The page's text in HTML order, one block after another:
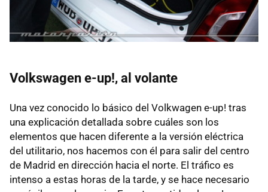
Volkswagen e-up!, al volante
Una vez conocido lo básico del Volkwagen e-up! tras
una explicación detallada sobre cuáles son los
elementos que hacen diferente a la versión eléctrica
del utilitario, nos hacemos con él para salir del centro
de Madrid en dirección hacia el norte. El tráfico es
intenso a estas horas de la tarde, y se hace necesario